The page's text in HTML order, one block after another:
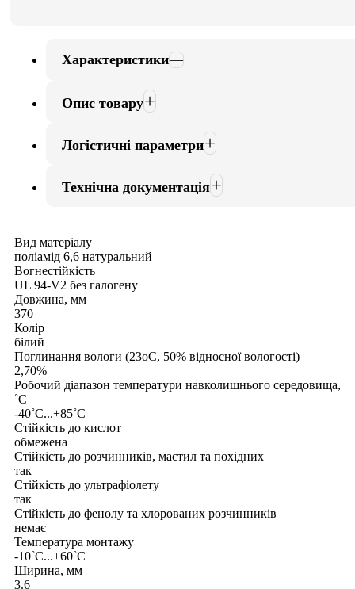
Характеристики
Опис товару
Логістичні параметри
Технічна документація
Вид матеріалу
поліамід 6,6 натуральний
Вогнестійкість
UL 94-V2 без галогену
Довжина, мм
370
Колір
білий
Поглинання вологи (23оС, 50% відносної вологості)
2,70%
Робочий діапазон температури навколишнього середовища,
˚С
-40˚С...+85˚С
Стійкість до кислот
обмежена
Стійкість до розчинників, мастил та похідних
так
Стійкість до ультрафіолету
так
Стійкість до фенолу та хлорованих розчинників
немає
Температура монтажу
-10˚С...+60˚С
Ширина, мм
3.6